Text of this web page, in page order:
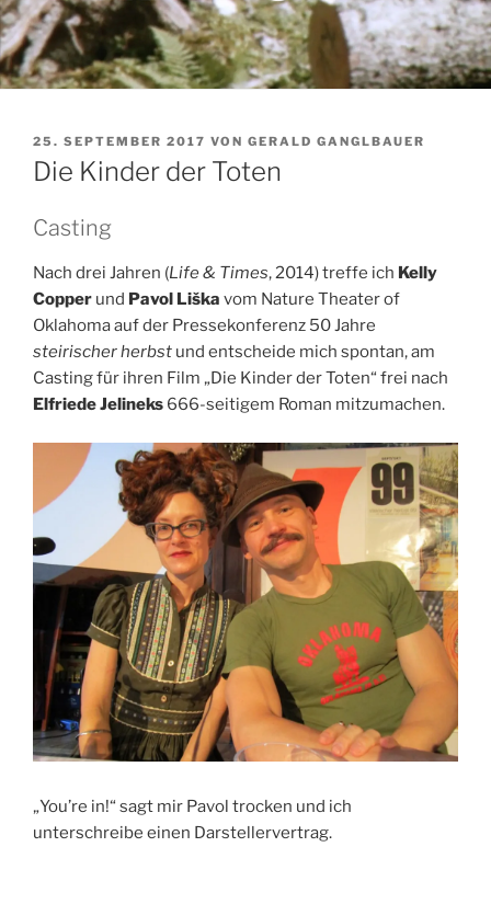
VERÖFFENTLICHT
AM
25. SEPTEMBER 2017 VON GERALD GANGLBAUER
Die Kinder der Toten
Casting
Nach drei Jahren (Life & Times, 2014) treffe ich Kelly
Copper und Pavol Liška vom Nature Theater of
Oklahoma auf der Pressekonferenz 50 Jahre
steirischer herbst und entscheide mich spontan, am
Casting für ihren Film „Die Kinder der Toten“ frei nach
Elfriede Jelineks 666-seitigem Roman mitzumachen.
„You’re in!“ sagt mir Pavol trocken und ich
unterschreibe einen Darstellervertrag.